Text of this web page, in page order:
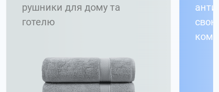
рушники для дому та
готелю